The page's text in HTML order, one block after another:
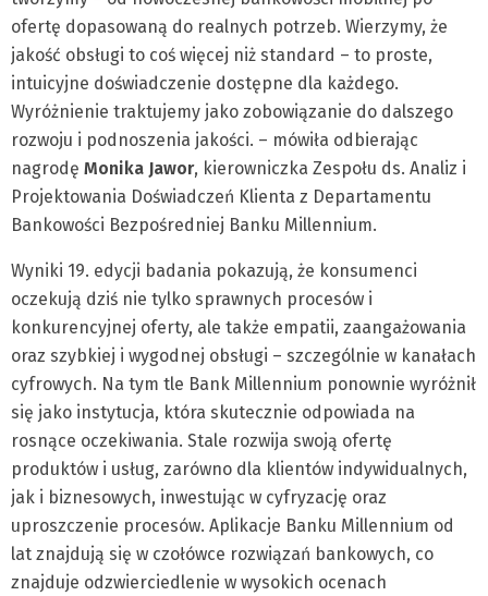
ofertę dopasowaną do realnych potrzeb. Wierzymy, że
jakość obsługi to coś więcej niż standard – to proste,
intuicyjne doświadczenie dostępne dla każdego.
Wyróżnienie traktujemy jako zobowiązanie do dalszego
rozwoju i podnoszenia jakości. – mówiła odbierając
nagrodę Monika Jawor, kierowniczka Zespołu ds. Analiz i
Projektowania Doświadczeń Klienta z Departamentu
Bankowości Bezpośredniej Banku Millennium.
Wyniki 19. edycji badania pokazują, że konsumenci
oczekują dziś nie tylko sprawnych procesów i
konkurencyjnej oferty, ale także empatii, zaangażowania
oraz szybkiej i wygodnej obsługi – szczególnie w kanałach
cyfrowych. Na tym tle Bank Millennium ponownie wyróżnił
się jako instytucja, która skutecznie odpowiada na
rosnące oczekiwania. Stale rozwija swoją ofertę
produktów i usług, zarówno dla klientów indywidualnych,
jak i biznesowych, inwestując w cyfryzację oraz
uproszczenie procesów. Aplikacje Banku Millennium od
lat znajdują się w czołówce rozwiązań bankowych, co
znajduje odzwierciedlenie w wysokich ocenach